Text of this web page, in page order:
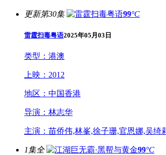
更新第30集 99°C
雷霆扫毒粤语2025年05月03日
类型： 港澳
上映： 2012
地区： 中国香港
导演： 林志华
主演： 苗侨伟,林峯,徐子珊,官恩娜,吴绮
1集全 99°C